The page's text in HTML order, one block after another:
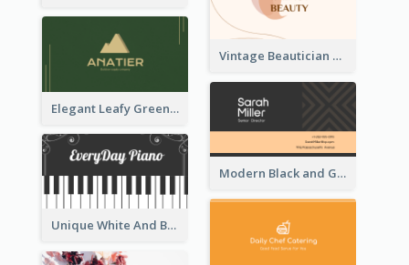
Vintage Beautician Business Card Maker
Elegant Leafy Green Mountain Business Card
Modern Black and Gold Pattern Best Business Card Design
Unique White And Black Pianist Stripes Personal Business Card Maker